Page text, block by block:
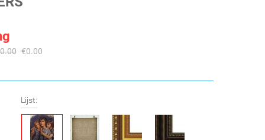
0.00 €0.00
Lijst: